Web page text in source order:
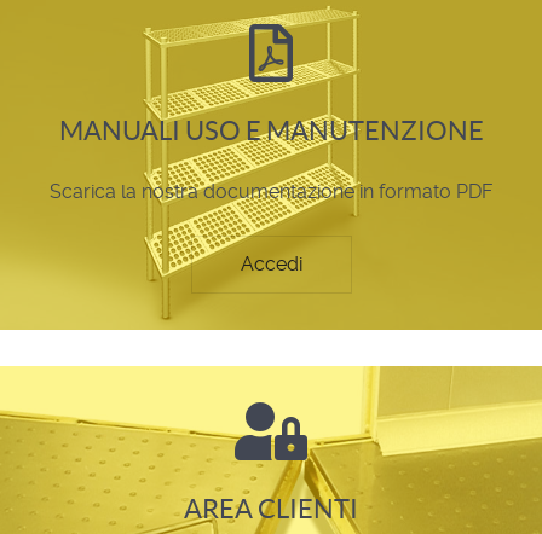
MANUALI USO E MANUTENZIONE
Scarica la nostra documentazione in formato PDF
Accedi
AREA CLIENTI